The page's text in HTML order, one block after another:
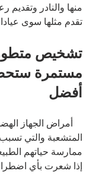
منها والنادر وتقديم
تقدم مثلها سوى
تشخيص
مستمرة
أفضل
أمراض الجهاز
المتشعبة والتي
ممارسة حياتهم
إذا شعرت بأي